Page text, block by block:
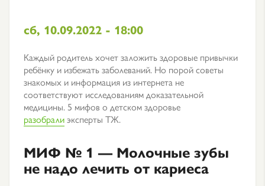
сб, 10.09.2022 - 18:00
Каждый родитель хочет заложить здоровые привычки
ребёнку и избежать заболеваний. Но порой советы
знакомых и информация из интернета не
соответствуют исследованиям доказательной
медицины. 5 мифов о детском здоровье
разобралиэксперты ТЖ.
МИФ № 1 — Молочные зубы
не надо лечить от кариеса